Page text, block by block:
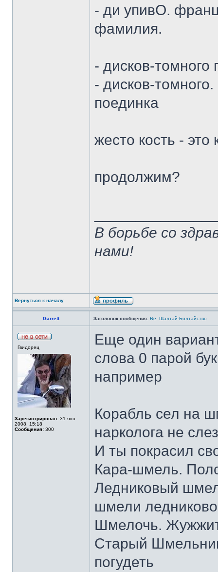
- ди упивО.
фамилия.
- дисков-
- дисков-томного.
поединка
жесто кость - это
продолжим?
В борьбе со
нами!
Вернуться к началу
Garrett Заголовок сообщения: Re: Шалтай-Болтайство
Гвидорец
Зарегистрирован: 31 янв
2008, 15:18
Сообщения: 300
Еще один
слова 0 парой
например
Корабль сел на
нарколога не
И ты покрасил
Кара-шмель.
Ледниковый
шмели
Шмелочь.
Старый
погудеть